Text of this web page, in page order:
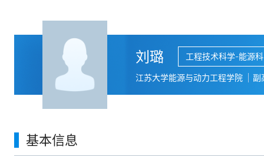
刘璐 工程技术科学-能源
江苏大学能源与动力工程学院 副
基本信息